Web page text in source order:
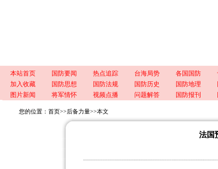
本站首页 国防要闻 热点追踪 台海局势 各国国防
加入收藏
国防思想 国防法规 国防历史 国防地理
图片新闻
将军情怀 视频点播 问题解答 国防报刊
您的位置： 首页>>后备力量>>本文
法国